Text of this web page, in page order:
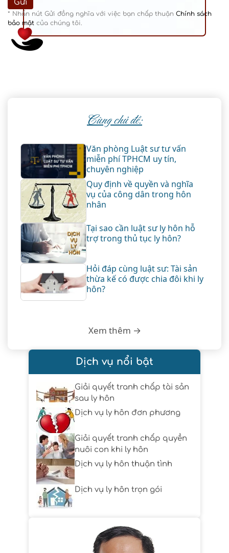
* Nhấn nút Gửi đồng nghĩa với việc bạn chấp thuận Chính sách
bảo mật của chúng tôi.
Cùng chủ đề:
Văn phòng Luật sư tư vấn
miễn phí TPHCM uy tín,
chuyên nghiệp
Quy định về quyền và nghĩa
vụ của công dân trong hôn
nhân
Tại sao cần luật sư ly hôn hỗ
trợ trong thủ tục ly hôn?
Hỏi đáp cùng luật sư: Tài sản
thừa kế có được chia đôi khi ly
hôn?
Xem thêm →
Dịch vụ nổi bật
Giải quyết tranh chấp tài sản
sau ly hôn
Dịch vụ ly hôn đơn phương
Giải quyết tranh chấp quyền
nuôi con khi ly hôn
Dịch vụ ly hôn thuận tình
Dịch vụ ly hôn trọn gói